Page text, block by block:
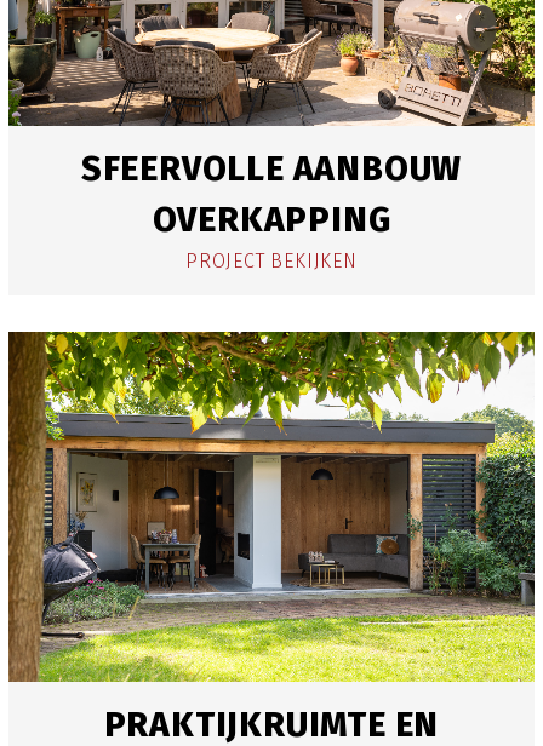
SFEERVOLLE AANBOUW
OVERKAPPING
PROJECT BEKIJKEN
PRAKTIJKRUIMTE EN